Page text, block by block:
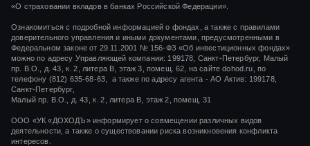
«О страховании вкладов в банках Российской Федерации».
Ознакомиться с подробной информацией о фондах, а также с правилами
доверительного управления и иными документами, предусмотренными в
Федеральном законе от 29.11.2001 № 156-ФЗ «Об инвестиционных фондах»
можно по адресу Управляющей компании: 199178, Санкт-Петербург, Малый
пр. В.О., д. 43, к. 2, литера В, этаж 3, помещ. 62, на сайте dohod.ru, по
телефону (812) 635-68-63, а также по адресу агента - АО Актив: 199178,
Санкт-Петербург,
Малый пр. В.О., д. 43, к. 2, литера В, этаж 2, помещ. 31
ООО «УК «ДОХОДЪ» информирует о совмещении различных видов
деятельности, а также о существовании риска возникновения конфликта
интересов.